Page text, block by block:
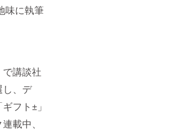
味に執筆
講談社
し、デ
フト±」
載中、